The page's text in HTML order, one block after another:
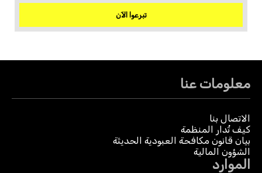
تبرعوا الآن
معلومات عنا
الاتصال بنا
كيف تُدار المنظمة
بيان قانون مكافحة العبودية الحديثة
الشؤون المالية
الموارد